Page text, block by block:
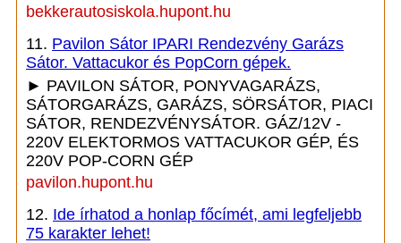
bekkerautosiskola.hupont.hu
11. Pavilon Sátor IPARI Rendezvény Garázs
Sátor. Vattacukor és PopCorn gépek.
► PAVILON SÁTOR, PONYVAGARÁZS,
SÁTORGARÁZS, GARÁZS, SÖRSÁTOR, PIACI
SÁTOR, RENDEZVÉNYSÁTOR. GÁZ/12V -
220V ELEKTORMOS VATTACUKOR GÉP, ÉS
220V POP-CORN GÉP
pavilon.hupont.hu
12. Ide írhatod a honlap főcímét, ami legfeljebb
75 karakter lehet!